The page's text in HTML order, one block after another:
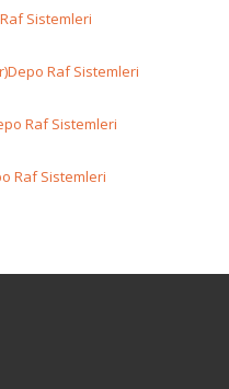
Sistemleri
Raf Sistemleri
Raf Sistemleri
Raf Sistemleri